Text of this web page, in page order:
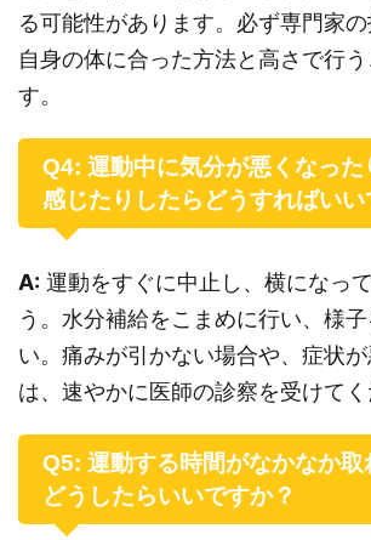
る可能性があります。必ず専門家
自身の体に合った方法と高さで行
す。
Q4: 運動中に気分が悪くなった
感じたりしたらどうすればいい
A: 運動をすぐに中止し、横になっ
う。水分補給をこまめに行い、様
い。痛みが引かない場合や、症状
は、速やかに医師の診察を受けてく
Q5: 運動する時間がなかなか取
どうしたらいいですか？